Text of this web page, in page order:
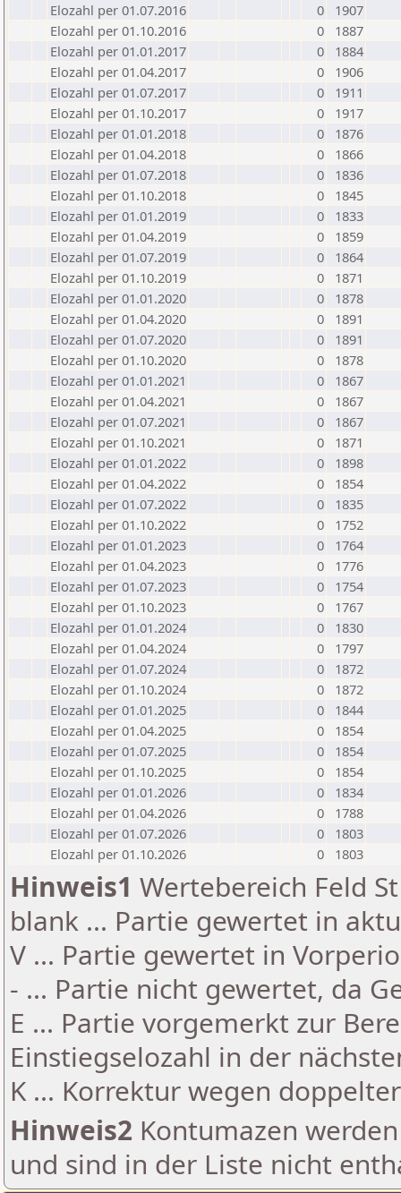
Elozahl per 01.07.2016
0
1907
Elozahl per 01.10.2016
0
1887
Elozahl per 01.01.2017
0
1884
Elozahl per 01.04.2017
0
1906
Elozahl per 01.07.2017
0
1911
Elozahl per 01.10.2017
0
1917
Elozahl per 01.01.2018
0
1876
Elozahl per 01.04.2018
0
1866
Elozahl per 01.07.2018
0
1836
Elozahl per 01.10.2018
0
1845
Elozahl per 01.01.2019
0
1833
Elozahl per 01.04.2019
0
1859
Elozahl per 01.07.2019
0
1864
Elozahl per 01.10.2019
0
1871
Elozahl per 01.01.2020
0
1878
Elozahl per 01.04.2020
0
1891
Elozahl per 01.07.2020
0
1891
Elozahl per 01.10.2020
0
1878
Elozahl per 01.01.2021
0
1867
Elozahl per 01.04.2021
0
1867
Elozahl per 01.07.2021
0
1867
Elozahl per 01.10.2021
0
1871
Elozahl per 01.01.2022
0
1898
Elozahl per 01.04.2022
0
1854
Elozahl per 01.07.2022
0
1835
Elozahl per 01.10.2022
0
1752
Elozahl per 01.01.2023
0
1764
Elozahl per 01.04.2023
0
1776
Elozahl per 01.07.2023
0
1754
Elozahl per 01.10.2023
0
1767
Elozahl per 01.01.2024
0
1830
Elozahl per 01.04.2024
0
1797
Elozahl per 01.07.2024
0
1872
Elozahl per 01.10.2024
0
1872
Elozahl per 01.01.2025
0
1844
Elozahl per 01.04.2025
0
1854
Elozahl per 01.07.2025
0
1854
Elozahl per 01.10.2025
0
1854
Elozahl per 01.01.2026
0
1834
Elozahl per 01.04.2026
0
1788
Elozahl per 01.07.2026
0
1803
Elozahl per 01.10.2026
0 1803
Hinweis1 Wertebereich Feld
blank ... Partie gewertet in
V ... Partie gewertet in
- ... Partie nicht gewertet, da
E ... Partie vorgemerkt zur
Einstiegselozahl in der
K ... Korrektur wegen
Hinweis2 Kontumazen
und sind in der Liste nicht